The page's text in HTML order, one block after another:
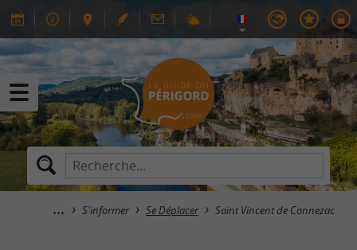
S'informer Se Déplacer Saint Vincent de Connezac